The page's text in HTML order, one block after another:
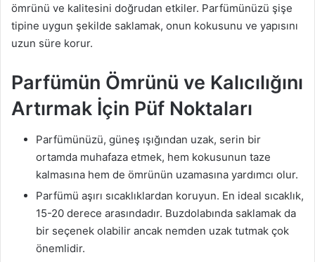
ömrünü ve kalitesini doğrudan etkiler. Parfümünüzü şişe
tipine uygun şekilde saklamak, onun kokusunu ve yapısını
uzun süre korur.
Parfümün Ömrünü ve Kalıcılığını
Artırmak İçin Püf Noktaları
Parfümünüzü, güneş ışığından uzak, serin bir
ortamda muhafaza etmek, hem kokusunun taze
kalmasına hem de ömrünün uzamasına yardımcı olur.
Parfümü aşırı sıcaklıklardan koruyun. En ideal sıcaklık,
15-20 derece arasındadır. Buzdolabında saklamak da
bir seçenek olabilir ancak nemden uzak tutmak çok
önemlidir.